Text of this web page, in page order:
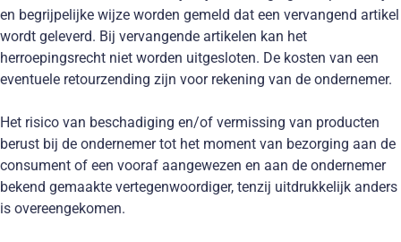
en begrijpelijke wijze worden gemeld dat een vervangend artikel
wordt geleverd. Bij vervangende artikelen kan het
herroepingsrecht niet worden uitgesloten. De kosten van een
eventuele retourzending zijn voor rekening van de ondernemer.
Het risico van beschadiging en/of vermissing van producten
berust bij de ondernemer tot het moment van bezorging aan de
consument of een vooraf aangewezen en aan de ondernemer
bekend gemaakte vertegenwoordiger, tenzij uitdrukkelijk anders
is overeengekomen.